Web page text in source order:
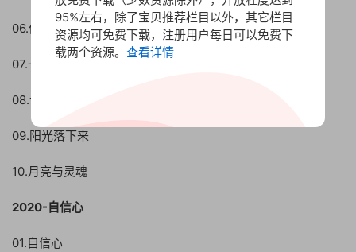
06.佛国记
07.一部分
08.记忆池塘
09.阳光落下来
10.月亮与灵魂
2020-自信心
01.自信心
95%左右，除了宝贝推荐栏目以外，其它栏目
资源均可免费下载，注册用户每日可以免费下
载两个资源。 查看详情